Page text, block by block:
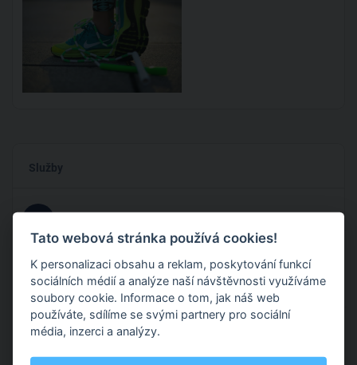
Služby
1
Chceš trénovat rychlostní skákání a dvojšvihy n
2 Osobní trénink
Chceš trénovat rychlostní skákání a dvojšvihy n
...zobrazit více
Tato webová stránka používá cookies!
K personalizaci obsahu a reklam, poskytování funkcí
sociálních médií a analýze naší návštěvnosti využíváme
soubory cookie. Informace o tom, jak náš web
používáte, sdílíme se svými partnery pro sociální
média, inzerci a analýzy.